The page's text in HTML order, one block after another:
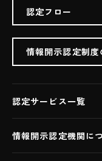
認定フロー
情報開示認定制
生成AI利用クラ
ASP・SaaS
ASP・SaaS（AI
医療情報ASP・
特定個人情報
認定サービス一覧
情報開示認定機関に